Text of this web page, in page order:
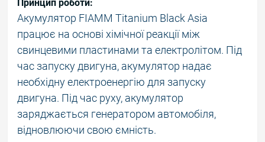
Принцип роботи:
Акумулятор FIAMM Titanium Black Asia
працює на основі хімічної реакції між
свинцевими пластинами та електролітом. Під
час запуску двигуна, акумулятор надає
необхідну електроенергію для запуску
двигуна. Під час руху, акумулятор
заряджається генератором автомобіля,
відновлюючи свою ємність.